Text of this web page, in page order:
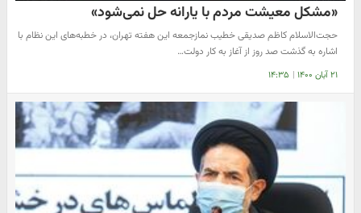
«مشکل معیشت مردم با یارانه حل نمی‌شود»
حجت‌الاسلام کاظم صدیقی خطیب نمازجمعه این هفته تهران، در خطبه‌های این نظام با
اشاره به گذشت صد روز از آغاز به کار دولت…
۲۱ آبان ۱۴۰۰ | ۱۴:۳۵